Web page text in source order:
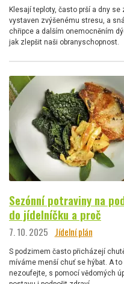
Klesají teploty, často prší a dny
vystaven zvýšenému stresu, a
chřipce a dalším onemocněním
jak zlepšit naši obranyschopnost.
Sezónní potraviny na
do jídelníčku a proč
7. 10. 2025 Jídelní plán
S podzimem často přicházejí
míváme menší chuť se hýbat. A
nezoufejte, s pomocí vědomých